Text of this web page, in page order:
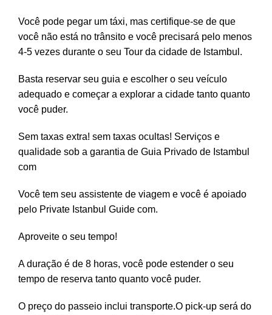
Você pode pegar um táxi, mas certifique-se de que
você não está no trânsito e você precisará pelo menos
4-5 vezes durante o seu Tour da cidade de Istambul.
Basta reservar seu guia e escolher o seu veículo
adequado e começar a explorar a cidade tanto quanto
você puder.
Sem taxas extra! sem taxas ocultas! Serviços e
qualidade sob a garantia de Guia Privado de Istambul
com
Você tem seu assistente de viagem e você é apoiado
pelo Private Istanbul Guide com.
Aproveite o seu tempo!
A duração é de 8 horas, você pode estender o seu
tempo de reserva tanto quanto você puder.
O preço do passeio inclui transporte.O pick-up será do